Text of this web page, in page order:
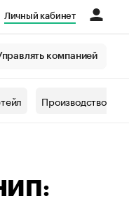
Личный кабинет
компанией
Производство